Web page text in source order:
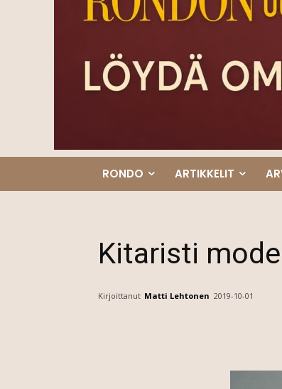
RONDO ARTIKKELIT
Kitaristi
Kirjoittanut Matti Lehtonen 2019-10-01